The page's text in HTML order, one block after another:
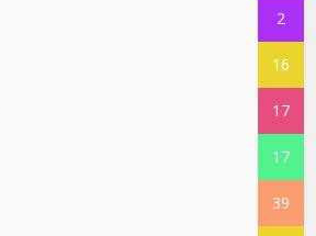
2
16
17
17
39